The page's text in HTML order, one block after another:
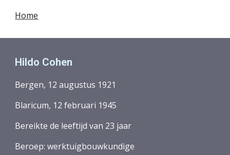
Home
Hildo Cohen
Bergen, 12 augustus 1921
Blaricum, 12 februari 1945
Bereikte de leeftijd van 23 jaar
Beroep: werktuigbouwkundige